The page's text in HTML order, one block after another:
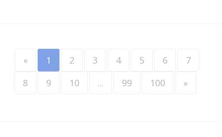
« 1 2 3 4 5 6
7
8
9 10 ... 99 100 »